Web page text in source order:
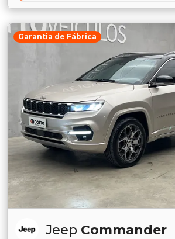
Garantia de Fábrica
Jeep Commander